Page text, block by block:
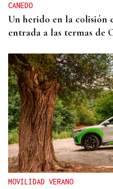
CANEDO
Un herido en la colisión
entrada a las termas de
MOVILIDAD VERANO